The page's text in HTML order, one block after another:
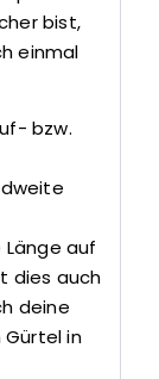
bist,
einmal
bzw.
auf
dies auch
deine
in